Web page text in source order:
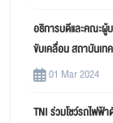
อธิการบดีและคณะผู้
ขับเคลื่อน สถาบันเ
01 Mar 2024
TNI ร่วมโชว์รถไฟฟ้